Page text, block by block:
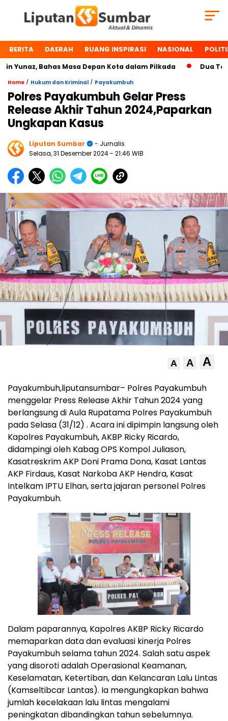
BERITA DAERAH RUANG INSPIRASI NASIONAL
Bahas Masa Depan Kota dalam Pilkada Dua Tokoh
Home / Hukum dan Kriminal / Payakumbuh
Polres Payakumbuh Gelar Press
Release Akhir Tahun 2024,Paparkan
Ungkapan Kasus
Liputan Sumbar
- Jurnalis
Selasa, 31 Desember 2024- 21:46 WIB
A A A
Payakumbuh,liputansumbar– Polres Payakumbuh
menggelar Press Release Akhir Tahun 2024 yang
berlangsung di Aula Rupatama Polres Payakumbuh
pada Selasa (31/12) . Acara ini dipimpin langsung oleh
Kapolres Payakumbuh, AKBP Ricky Ricardo,
didampingi oleh Kabag OPS Kompol Juliason,
Kasatreskrim AKP Doni Prama Dona, Kasat Lantas
AKP Firdaus, Kasat Narkoba AKP Hendra, Kasat
Intelkam IPTU Elhan, serta jajaran personel Polres
Payakumbuh.
Dalam paparannya, Kapolres AKBP Ricky Ricardo
memaparkan data dan evaluasi kinerja Polres
Payakumbuh selama tahun 2024. Salah satu aspek
yang disoroti adalah Operasional Keamanan,
Keselamatan, Ketertiban, dan Kelancaran Lalu Lintas
(Kamseltibcar Lantas). Ia mengungkapkan bahwa
jumlah kecelakaan lalu lintas mengalami
peningkatan dibandingkan tahun sebelumnya.